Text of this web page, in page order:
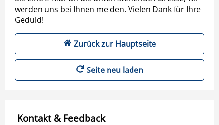
werden uns bei Ihnen melden. Vielen Dank für Ihre
Geduld!
Zurück zur Hauptseite
Seite neu laden
Kontakt & Feedback